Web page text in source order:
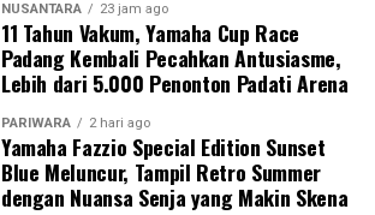
NUSANTARA 23 jam ago
11 Tahun Vakum, Yamaha Cup Race
Padang Kembali Pecahkan Antusiasme,
Lebih dari 5.000 Penonton Padati Arena
PARIWARA 2 hari ago
Yamaha Fazzio Special Edition Sunset
Blue Meluncur, Tampil Retro Summer
dengan Nuansa Senja yang Makin Skena